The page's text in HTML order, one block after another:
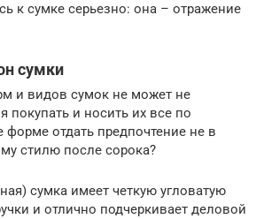
к сумке серьезно: она – отражение
сумки
и видов сумок не может не
покупать и носить их все по
отдать предпочтение не в
стилю после сорока?
сумка имеет четкую угловатую
и отлично подчеркивает деловой